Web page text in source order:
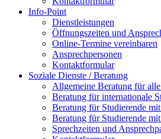
Info-Point
Dienstleistungen
Öffnungszeiten und
Online-Termine vereinbaren
Ansprechpersonen
Kontaktformular
Soziale Dienste / Beratung
Allgemeine Beratung für
Beratung für internationale
Beratung für Studierende
Beratung für Studierende
Sprechzeiten und